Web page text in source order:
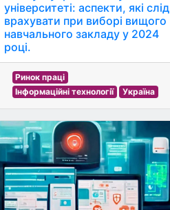
університеті: аспекти, які слід
врахувати при виборі вищого
навчального закладу у 2024
році.
Ринок праці
Інформаційні технології
Україна